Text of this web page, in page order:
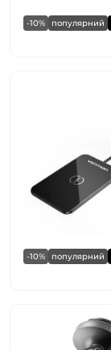
-10% популярний
-10% популярний